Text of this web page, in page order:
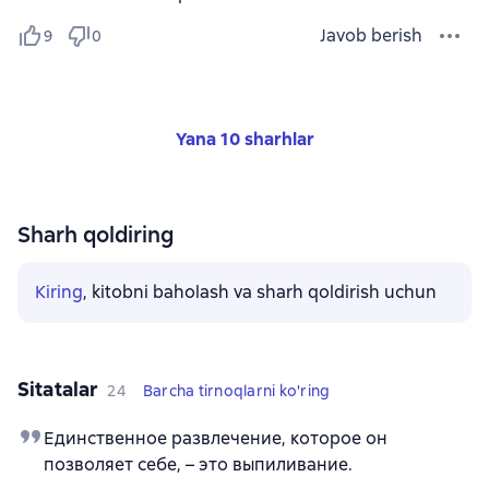
9 0 Javob berish
Yana 10 sharhlar
Sharh qoldiring
Kiring, kitobni baholash va sharh qoldirish uchun
Sitatalar 24 Barcha tirnoqlarni ko'ring
Единственное развлечение, которое он
позволяет себе, – это выпиливание.